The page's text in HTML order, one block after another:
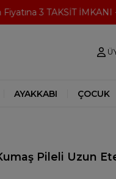
3 TAKSİT İMKANI -
AYAKKABI ÇOCUK
Pileli Uzun